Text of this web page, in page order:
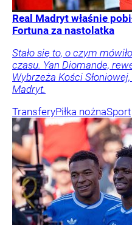
Real Madryt właśnie
Fortuna za nastolatka
Stało się to, o czym
czasu. Yan Diomande,
Wybrzeża Kości
Madryt.
TransferyPiłka nożnaSport